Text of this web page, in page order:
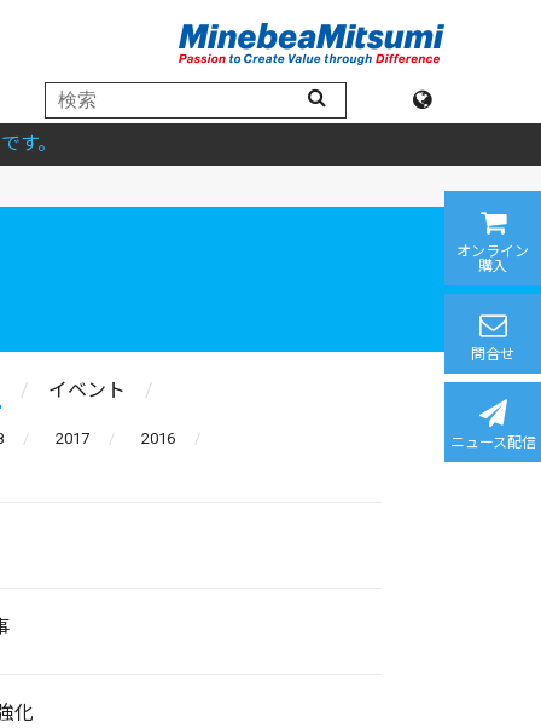
す。
オンライン
購入
問合せ
ニュース配信
イベント
2017 2016
化